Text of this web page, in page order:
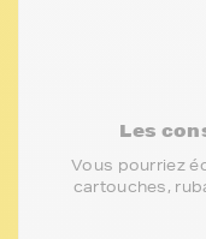
Les
Vous pourriez
cartouches,